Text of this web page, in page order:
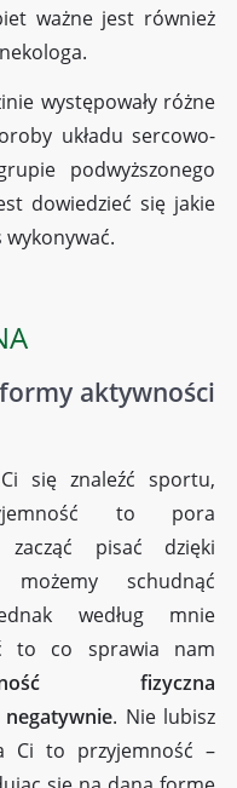
ważne jest również
występowały różne
układu sercowo-
podwyższonego
dowiedzieć się jakie
aktywności
się znaleźć sportu,
to pora
pisać dzięki
schudnąć
według mnie
to co sprawia nam
fizyczna
. Nie lubisz
Ci to przyjemność –